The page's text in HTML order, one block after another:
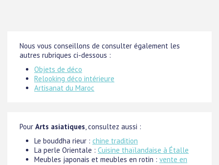
Nous vous conseillons de consulter également les
autres rubriques ci-dessous :
Objets de déco
Relooking déco intérieure
Artisanat du Maroc
Pour Arts asiatiques , consultez aussi :
Le bouddha rieur : chine tradition
La perle Orientale : Cuisine thaïlandaise à Étalle
Meubles japonais et meubles en rotin : vente en